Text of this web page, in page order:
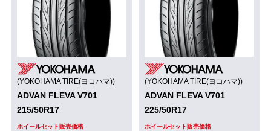
(YOKOHAMA TIRE(ヨコハマ))
ADVAN FLEVA V701
215/50R17
ホイールセット販売価格
(YOKOHAMA TIRE(ヨコハマ))
ADVAN FLEVA V701
225/50R17
ホイールセット販売価格